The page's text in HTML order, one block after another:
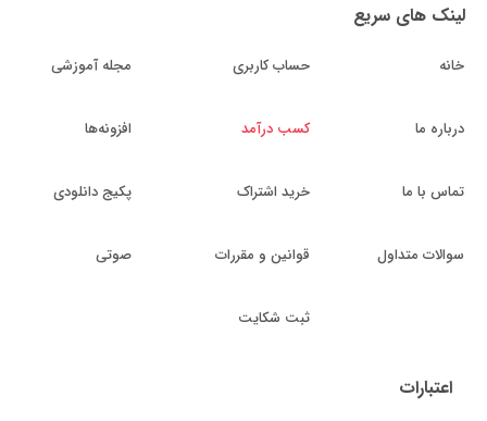
لینک های سریع
خانه
درباره ما
تماس با ما
سوالات متداول
حساب کاربری
کسب درآمد
خرید اشتراک
قوانین و مقررات
ثبت شکایت
مجله آموزشی
افزونه‌ها
پکیج دانلودی
صوتی
اعتبارات